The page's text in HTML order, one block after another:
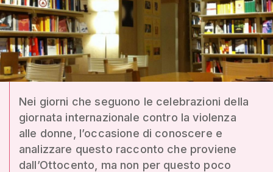
Nei giorni che seguono le celebrazioni della
giornata internazionale contro la violenza
alle donne, l’occasione di conoscere e
analizzare questo racconto che proviene
dall’Ottocento, ma non per questo poco